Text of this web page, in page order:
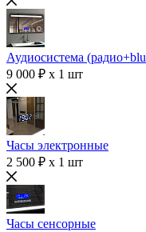
Аудиосистема
9 000 ₽ x 1 шт
Часы электронные
2 500 ₽ x 1 шт
Часы сенсорные